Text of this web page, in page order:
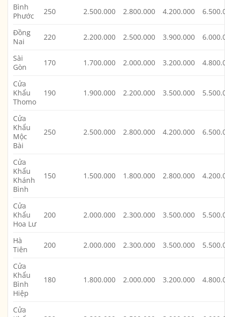
Bình
Phước
250 2.500.000 2.800.000 4.200.000
Đồng
Nai
220 2.200.000 2.500.000 3.900.000
Sài
Gòn
170 1.700.000 2.000.000 3.200.000
Cửa
Khẩu
Thomo
190 1.900.000 2.200.000 3.500.000
Cửa
Khẩu
Mộc
Bài
250 2.500.000 2.800.000 4.200.000
Cửa
Khẩu
Khánh
Bình
150 1.500.000 1.800.000 2.800.000
Cửa
Khẩu
Hoa Lư
200 2.000.000 2.300.000 3.500.000
Hà
Tiên
200 2.000.000 2.300.000 3.500.000
Cửa
Khẩu
Bình
Hiệp
180 1.800.000 2.000.000 3.200.000
Cửa